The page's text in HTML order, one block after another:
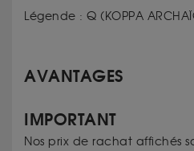
Légende : Q (KOPPA
AVANTAGES
IMPORTANT
Nos prix de rachat affichés